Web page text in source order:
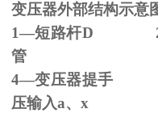
变压器外部结构示意
1—短路杆D
管
4—变压器提手
压输入a、 x